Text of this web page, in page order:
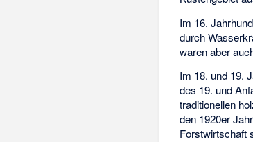
Im 16.
durch
waren aber
Im 18. und 19.
des 19. und
traditionellen
den 1920er
Forstwirtschaft